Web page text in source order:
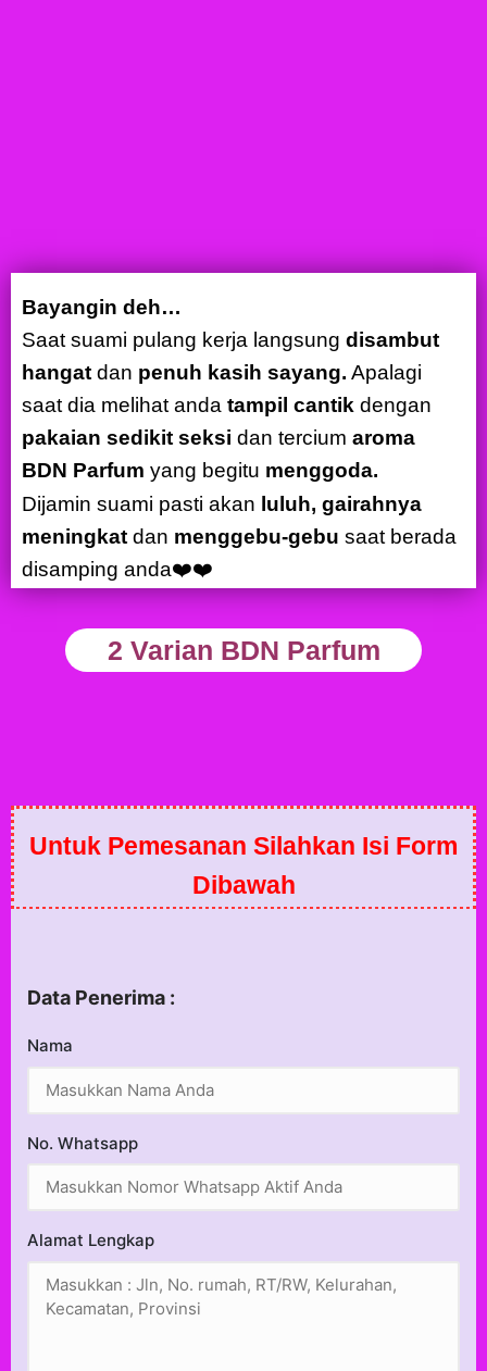
Bayangin deh…
Saat suami pulang kerja langsung disambut
hangat dan penuh kasih sayang. Apalagi
saat dia melihat anda tampil cantik dengan
pakaian sedikit seksi dan tercium aroma
BDN Parfum yang begitu menggoda.
Dijamin suami pasti akan luluh, gairahnya
meningkat dan menggebu-gebu saat berada
disamping anda❤️❤️
2 Varian BDN Parfum
Untuk Pemesanan Silahkan Isi Form
Dibawah
Data Penerima :
Nama
No. Whatsapp
Alamat Lengkap